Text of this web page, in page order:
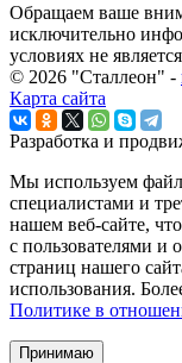
Обращаем ваше
исключительно
условиях не
© 2026 "Сталлеон" -
Карта сайта
Разработка и
Мы используем
специалистами и
нашем веб-сайте,
с пользователями и
страниц нашего
использования.
Политике в
Принимаю